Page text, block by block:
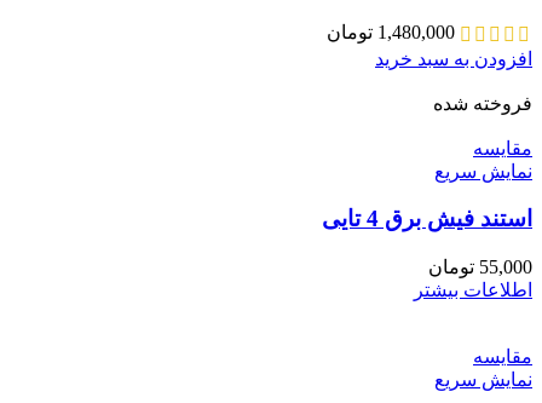
1,480,000 تومان
افزودن به سبد خرید
فروخته شده
مقايسه
نمایش سریع
استند فیش برق 4 تایی
55,000 تومان
اطلاعات بیشتر
مقايسه
نمایش سریع